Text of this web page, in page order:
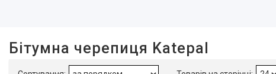
Виробник
Katepal 1
Бітумна черепиця Katepal